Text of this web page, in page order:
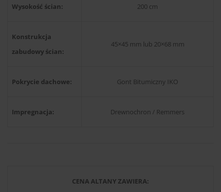
Wysokość ścian: 200 cm
Konstrukcja
zabudowy ścian:
45×45 mm lub 20×68 mm
Pokrycie dachowe: Gont Bitumiczny IKO
Impregnacja: Drewnochron / Remmers
CENA ALTANY ZAWIERA: